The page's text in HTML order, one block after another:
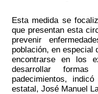
Esta medida se
que presentan esta
prevenir
población, en especial
encontrarse en los
desarrollar
padecimientos,
estatal, José Manuel